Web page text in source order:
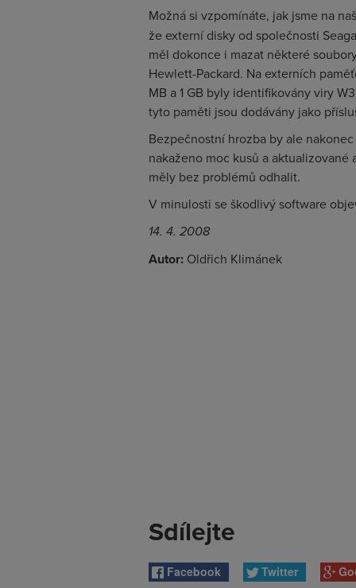
Možná si vzpomínáte, jak jsme na
že externí disky od společnosti
měl dokonce i mazat některé
Hewlett-Packard. Na externích
MB a 1 GB byly identifikovány viry
tyto paměti jsou dodávány jako
Bezpečnostní hrozba by ale
nakaženo moc kusů a
měly bez problémů odhalit.
V minulosti se škodlivý software
14. 4. 2008
Autor: Oldřich Klimánek
Sdílejte
Facebook Twitter